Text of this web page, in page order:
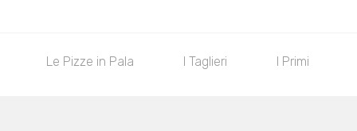
Burger Panini con Cotoletta Sandwich